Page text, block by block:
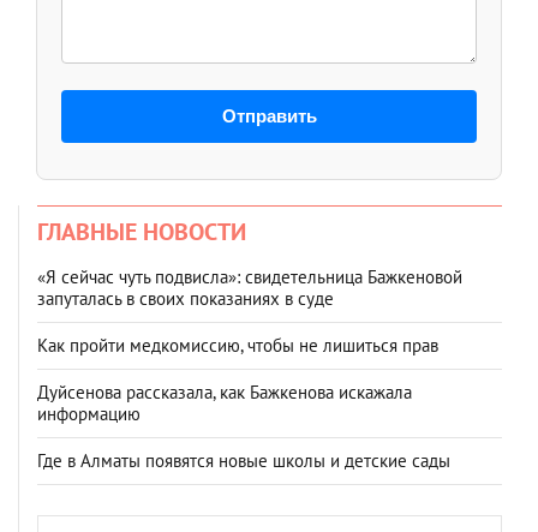
Отправить
ГЛАВНЫЕ НОВОСТИ
«Я сейчас чуть подвисла»: свидетельница Бажкеновой
запуталась в своих показаниях в суде
Как пройти медкомиссию, чтобы не лишиться прав
Дуйсенова рассказала, как Бажкенова искажала
информацию
Где в Алматы появятся новые школы и детские сады